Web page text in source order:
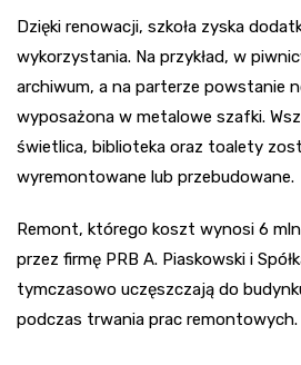
Dzięki renowacji, szkoła zyska
wykorzystania. Na przykład, w
archiwum, a na parterze powstanie
wyposażona w metalowe szafki.
świetlica, biblioteka oraz toalety
wyremontowane lub przebudowane.
Remont, którego koszt wynosi 6
przez firmę PRB A. Piaskowski i
tymczasowo uczęszczają do
podczas trwania prac remontowych.